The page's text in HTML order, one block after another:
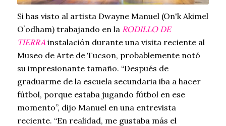
Si has visto al artista Dwayne Manuel (On'k Akimel
Oʼodham) trabajando en la RODILLO DE
TIERRA instalación durante una visita reciente al
Museo de Arte de Tucson, probablemente notó
su impresionante tamaño. “Después de
graduarme de la escuela secundaria iba a hacer
fútbol, porque estaba jugando fútbol en ese
momento”, dijo Manuel en una entrevista
reciente. “En realidad, me gustaba más el